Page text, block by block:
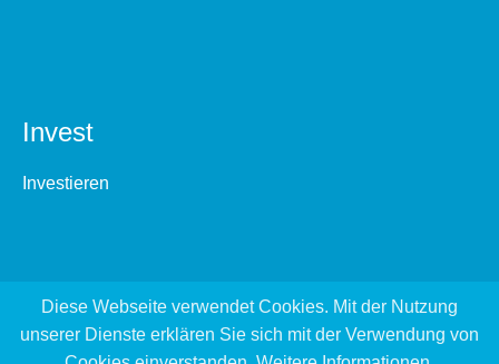
Invest
Investieren
Diese Webseite verwendet Cookies. Mit der Nutzung
unserer Dienste erklären Sie sich mit der Verwendung von